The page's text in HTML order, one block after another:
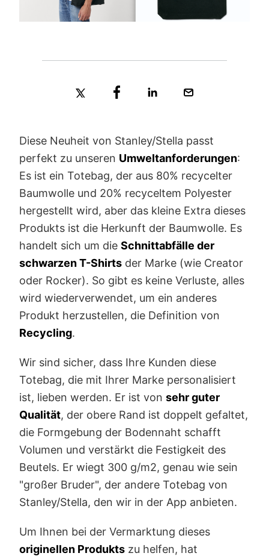
Diese Neuheit von Stanley/Stella passt
perfekt zu unseren Umweltanforderungen:
Es ist ein Totebag, der aus 80% recycelter
Baumwolle und 20% recyceltem Polyester
hergestellt wird, aber das kleine Extra dieses
Produkts ist die Herkunft der Baumwolle. Es
handelt sich um die Schnittabfälle der
schwarzen T-Shirts der Marke (wie Creator
oder Rocker). So gibt es keine Verluste, alles
wird wiederverwendet, um ein anderes
Produkt herzustellen, die Definition von
Recycling.
Wir sind sicher, dass Ihre Kunden diese
Totebag, die mit Ihrer Marke personalisiert
ist, lieben werden. Er ist von sehr guter
Qualität, der obere Rand ist doppelt gefaltet,
die Formgebung der Bodennaht schafft
Volumen und verstärkt die Festigkeit des
Beutels. Er wiegt 300 g/m2, genau wie sein
"großer Bruder", der andere Totebag von
Stanley/Stella, den wir in der App anbieten.
Um Ihnen bei der Vermarktung dieses
originellen Produkts zu helfen, hat